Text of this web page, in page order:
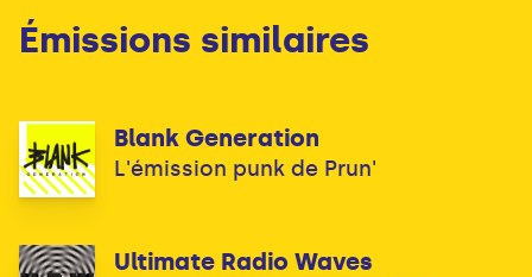
Émissions similaires
Blank Generation
L'émission punk de Prun'
Ultimate Radio Waves